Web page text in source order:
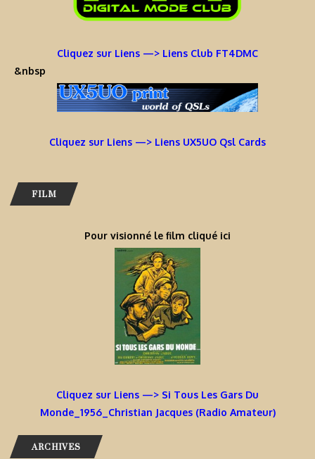
Cliquez sur Liens —> Liens Club FT4DMC
&nbsp
Cliquez sur Liens —> Liens UX5UO Qsl Cards
FILM
Pour visionné le film cliqué ici
Cliquez sur Liens —> Si Tous Les Gars Du
Monde_1956_Christian Jacques (Radio Amateur)
ARCHIVES